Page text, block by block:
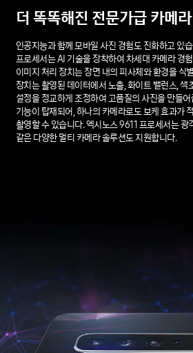
더똑똑해진 전문가급카메라
인공지능과 함께 모바일 사진 경험도 진화하고 있
프로세서는 AI 기술을 장착하여 차세대 카메라 경
이미지 처리 장치는 장면 내의 피사체와 환경을 식
장치는 촬영된 데이터에서 노출, 화이트 밸런스, 색
설정을 정교하게 조정하여 고품질의 사진을 만들
기능이 탑재되어, 하나의 카메라로도 보케 효과가
촬영할 수 있습니다. 엑시노스 9611 프로세서는 광
같은 다양한 멀티 카메라 솔루션도 지원합니다.